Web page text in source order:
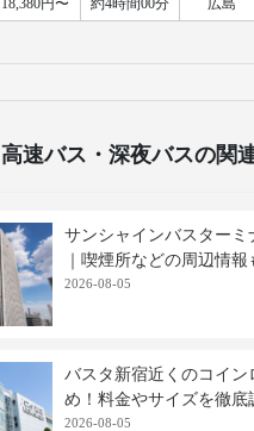
18,380円〜 約4時間00分 広島
高速バス・深夜バスの関
サンシャインバスターミ
｜喫煙所などの周辺情報
2026-08-05
バスタ新宿近くのコイン
め！料金やサイズを徹底
2026-08-05